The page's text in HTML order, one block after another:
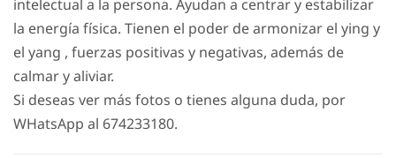
intelectual a la persona. Ayudan a centrar y estabilizar
la energía física. Tienen el poder de armonizar el ying y
el yang , fuerzas positivas y negativas, además de
calmar y aliviar.
Si deseas ver más fotos o tienes alguna duda, por
WHatsApp al 674233180.